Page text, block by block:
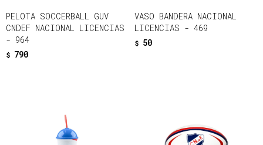
PELOTA SOCCERBALL GUV
CNDEF NACIONAL LICENCIAS
- 964
$ 790
VASO BANDERA NACIONAL
LICENCIAS - 469
$ 50